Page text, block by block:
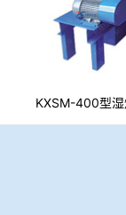
KXSM-400型